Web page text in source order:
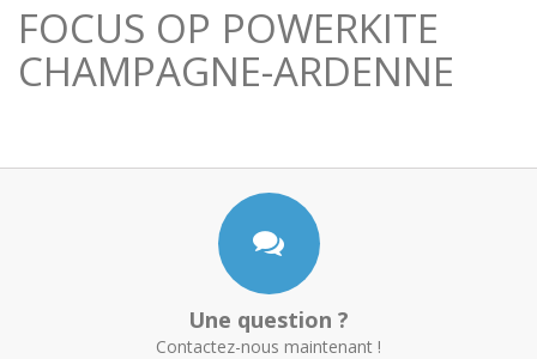
FOCUS OP POWERKITE
CHAMPAGNE-ARDENNE
Une question ?
Contactez-nous maintenant !